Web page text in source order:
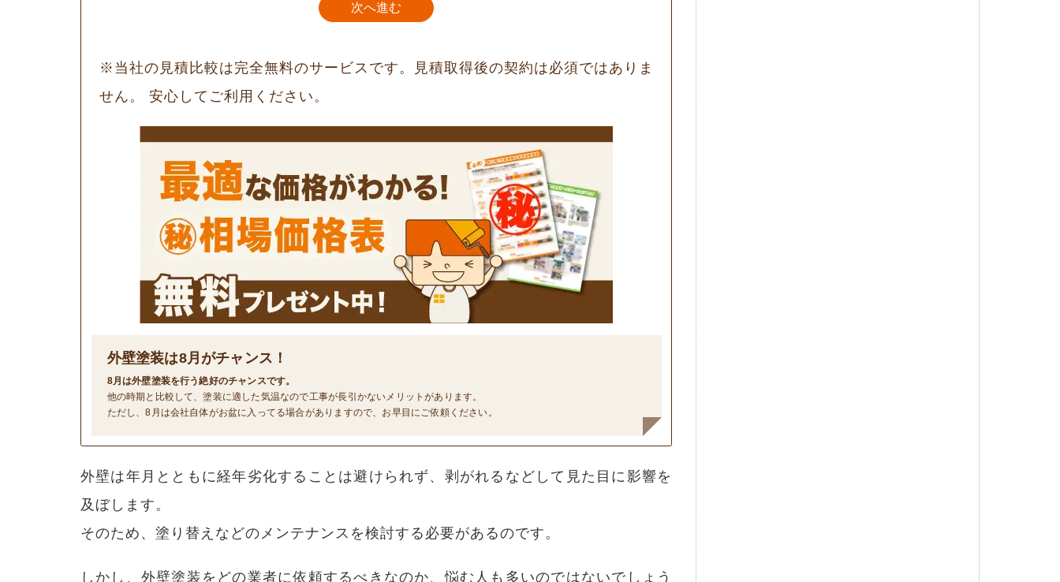
次へ進む
※当社の見積比較は完全無料のサービスです。見積取得後の契約は必須ではありま
せん。 安心してご利用ください。
外壁塗装は8月がチャンス！
8月は外壁塗装を行う絶好のチャンスです。
他の時期と比較して、塗装に適した気温なので工事が長引かないメリットがあります。
ただし、8月は会社自体がお盆に入ってる場合がありますので、お早目にご依頼ください。
外壁は年月とともに経年劣化することは避けられず、剥がれるなどして見た目に影響を
及ぼします。
そのため、塗り替えなどのメンテナンスを検討する必要があるのです。
しかし、外壁塗装をどの業者に依頼するべきなのか、悩む人も多いのではないでしょう